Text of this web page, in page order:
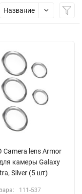
Название
Camera lens Armor
камеры Galaxy
Silver (5 шт)
111-537